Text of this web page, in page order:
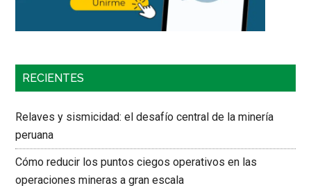
RECIENTES
Relaves y sismicidad: el desafío central de la minería
peruana
Cómo reducir los puntos ciegos operativos en las
operaciones mineras a gran escala